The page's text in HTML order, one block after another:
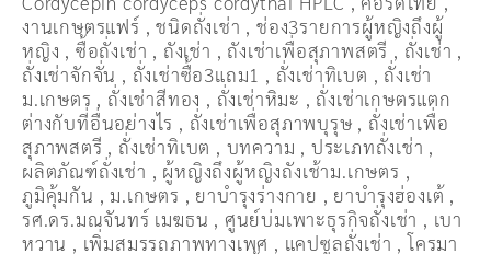
งานเกษตรแฟร์ ,ชนิดถั่งเช่า ,ช่อง3รายการผู้หญิงถึงผู้
หญิง , ซื้อถั่งเช่า , ถังเช่า , ถังเช่าเพื่อสุภาพสตรี , ถั่งเช่า ,
ถั่งเช่าจักจั่น , ถั่งเช่าซื้อ3แถม1 , ถั่งเช่าทิเบต , ถั่งเช่า
ม.เกษตร , ถั่งเช่าสีทอง , ถั่งเช่าหิมะ , ถั่งเช่าเกษตรแตก
ต่างกับที่อื่นอย่างไร , ถั่งเช่าเพื่อสุภาพบุรุษ , ถั่งเช่าเพื่อ
สุภาพสตรี , ถั่่งเช่าทิเบต , บทความ , ประเภทถั่งเช่า ,
ผลิตภัณฑ์ถั่งเช่า , ผู้หญิงถึงผู้หญิงถังเช้าม.เกษตร ,
ภูมิคุ้มกัน ,ม.เกษตร , ยาบำรุงร่างกาย , ยาบำรุงฮ่องเต้ ,
รศ.ดร.มณจันทร์ เมฆธน , ศูนย์บ่มเพาะธุรกิจถั่งเช่า , เบา
หวาน , เพิ่มสมรรถภาพทางเพศ , แคปซูลถั่งเช่า ,โครมา